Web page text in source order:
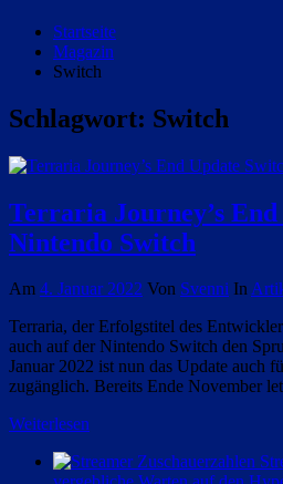
Startseite
Magazin
Switch
Schlagwort: Switch
Terraria Journey’s
Nintendo Switch
Am 4. Januar 2022 Von Svenni In
Terraria, der Erfolgstitel des
auch auf der Nintendo Switch den
Januar 2022 ist nun das Update auch
zugänglich. Bereits Ende November
Weiterlesen